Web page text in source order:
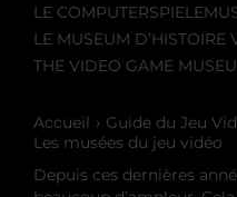
LE
LE MUSEUM D’HISTOIRE
THE VIDEO GAME
Accueil
Guide du Jeu
Les musées du jeu vidéo
Depuis ces dernières